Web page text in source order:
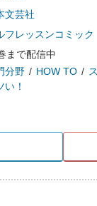
文芸社
フレッスンコミック
まで配信中
分野 HOW TO
い！